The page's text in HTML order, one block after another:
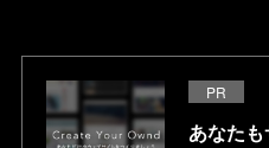
PR
あなた